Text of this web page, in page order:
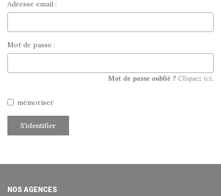
CONTACT
Extranet Vendeur/acquéreur
Adresse email :
Mot de passe :
Mot de passe oublié ? Cliquez ici.
mémoriser
S'identifier
NOS AGENCES